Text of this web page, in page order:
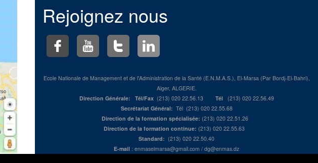
Rejoignez nous
Ecole Nationale de Management et de l'Administration de la Santé (E.N.M.A.S.), El-Marsa (Par Bordj-El-Bahri),
Alger, ALGERIE.
Direction Générale:
Tél/Fax(213) 020 22.56.13 Tél(213) 020 22.56.49
Secrétariat Général: Tél (213) 020 22.55.68
Direction de la formation spécialisée: (213) 020 22.51.26
Direction de la formation continue: (213) 020 22.55.63
Standard: (213) 020 22.50.40
E-mail : enmaselmarsa@gmail.com / dg@enmas.dz